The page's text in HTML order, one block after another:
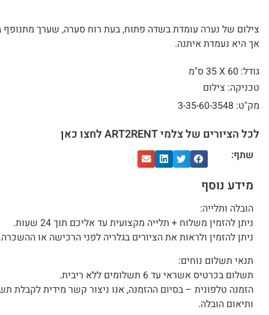
צילום של נערה עומדת בשדה פתוח, בעת רוח סערה, שערך מתנופף
אך היא נעמדת איתנה.
גודל: 60 X
35 ס"מ
טכניקה: צילום
מק"ט: 3-35-60-3548
לכל הציורים של צלמי ART2RENT לחצו כאן
שתף:
מידע נוסף
הובלה ותלייה:
ניתן להזמין משלוח + תלייה מקצועית עד אליכם תוך 24 שעות.
ניתן להזמין ולראות את הציורים בגלריה לפני הרכישה או
תנאי תשלום נוחים:
תשלום בכרטיס אשראי עד 6 תשלומים ללא ריבית.
הזמנה טלפונית – בסיום ההזמנה, אנו ניצור קשר מידית לקבלת
ותיאום הובלה.